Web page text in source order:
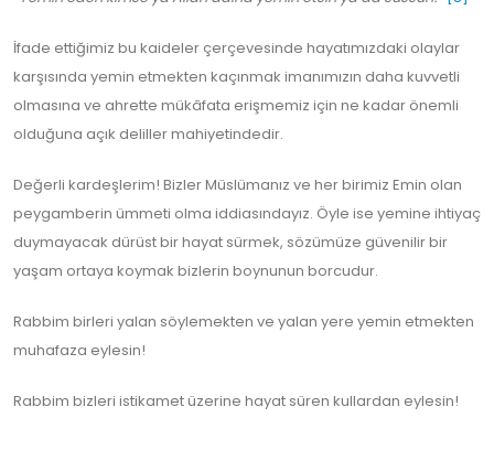
İfade ettiğimiz bu kaideler çerçevesinde hayatımızdaki olaylar
karşısında yemin etmekten kaçınmak imanımızın daha kuvvetli
olmasına ve ahrette mükâfata erişmemiz için ne kadar önemli
olduğuna açık deliller mahiyetindedir.
Değerli kardeşlerim! Bizler Müslümanız ve her birimiz Emin olan
peygamberin ümmeti olma iddiasındayız. Öyle ise yemine ihtiyaç
duymayacak dürüst bir hayat sürmek, sözümüze güvenilir bir
yaşam ortaya koymak bizlerin boynunun borcudur.
Rabbim birleri yalan söylemekten ve yalan yere yemin etmekten
muhafaza eylesin!
Rabbim bizleri istikamet üzerine hayat süren kullardan eylesin!